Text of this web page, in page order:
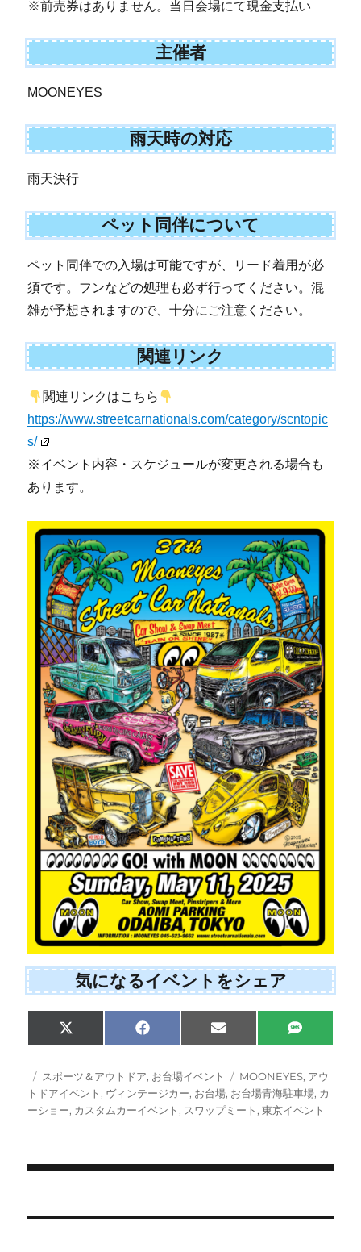
※前売券はありません。当日会場にて現金支払い
主催者
MOONEYES
雨天時の対応
雨天決行
ペット同伴について
ペット同伴での入場は可能ですが、リード着用が必
須です。フンなどの処理も必ず行ってください。混
雑が予想されますので、十分にご注意ください。
関連リンク
関連リンクはこちら
https://www.streetcarnationals.com/category/scntopic
s/
※イベント内容・スケジュールが変更される場合も
あります。
気になるイベントをシェア
Share
on
X
(
w
t
t
Share
on
F
a
e
b
o
o
Share
on
E
m
Share
on
S
M
投
稿
日:
カ
テ
ゴ
スポーツ＆アウトドア, お台場イベント
タ
グ
MOONEYES, アウ
トドアイベント , ヴィンテージカー, お台場, お台場青海駐車場, カ
ーショー, カスタムカーイベント , スワップミート ,東京イベント
稿